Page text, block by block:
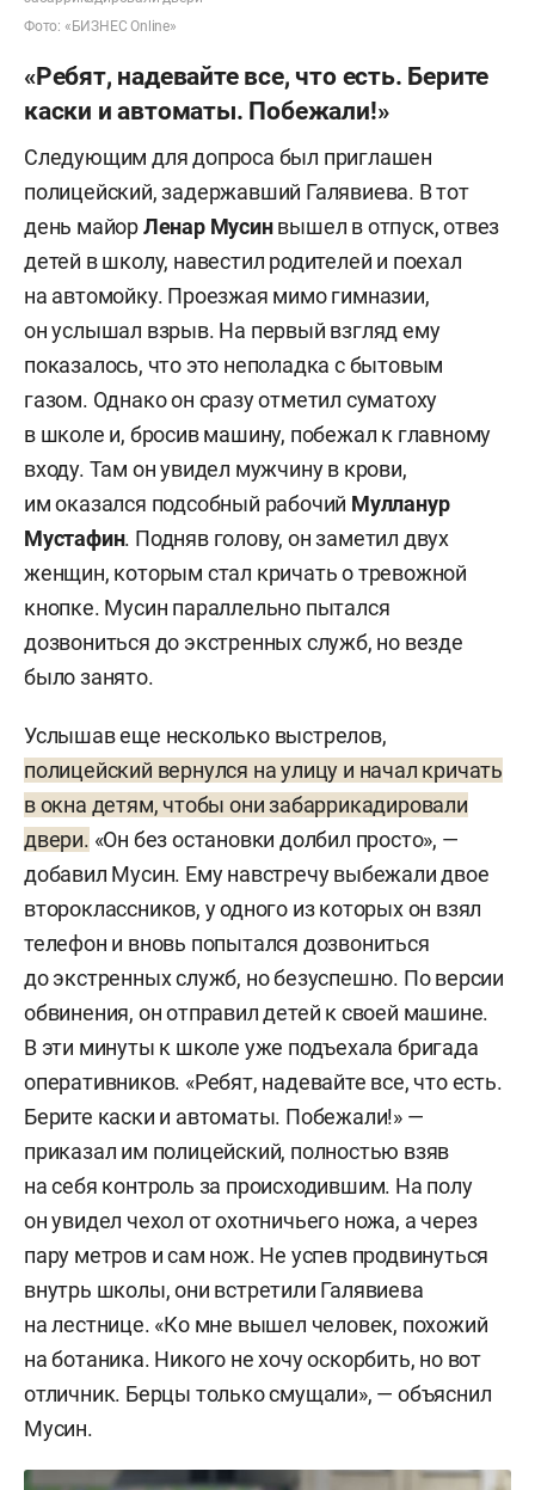
Фото: «БИЗНЕС Online»
«Ребят, надевайте все, что есть. Берите
каски и автоматы. Побежали!»
Следующим для допроса был приглашен
полицейский, задержавший Галявиева. В тот
день майорЛенар Мусинвышел в отпуск, отвез
детей в школу, навестил родителей и поехал
на автомойку. Проезжая мимо гимназии,
он услышал взрыв. На первый взгляд ему
показалось, что это неполадка с бытовым
газом. Однако он сразу отметил суматоху
в школе и, бросив машину, побежал к главному
входу. Там он увидел мужчину в крови,
им оказался подсобный рабочий Мулланур
Мустафин. Подняв голову, он заметил двух
женщин, которым стал кричать о тревожной
кнопке. Мусин параллельно пытался
дозвониться до экстренных служб, но везде
было занято.
Услышав еще несколько выстрелов,
полицейский вернулся на улицу и начал кричать
в окна детям, чтобы они забаррикадировали
двери. «Он без остановки долбил просто», —
добавил Мусин. Ему навстречу выбежали двое
второклассников, у одного из которых он взял
телефон и вновь попытался дозвониться
до экстренных служб, но безуспешно. По версии
обвинения, он отправил детей к своей машине.
В эти минуты к школе уже подъехала бригада
оперативников. «Ребят, надевайте все, что есть.
Берите каски и автоматы. Побежали!» —
приказал им полицейский, полностью взяв
на себя контроль за происходившим. На полу
он увидел чехол от охотничьего ножа, а через
пару метров и сам нож. Не успев продвинуться
внутрь школы, они встретили Галявиева
на лестнице. «Ко мне вышел человек, похожий
на ботаника. Никого не хочу оскорбить, но вот
отличник. Берцы только смущали», — объяснил
Мусин.